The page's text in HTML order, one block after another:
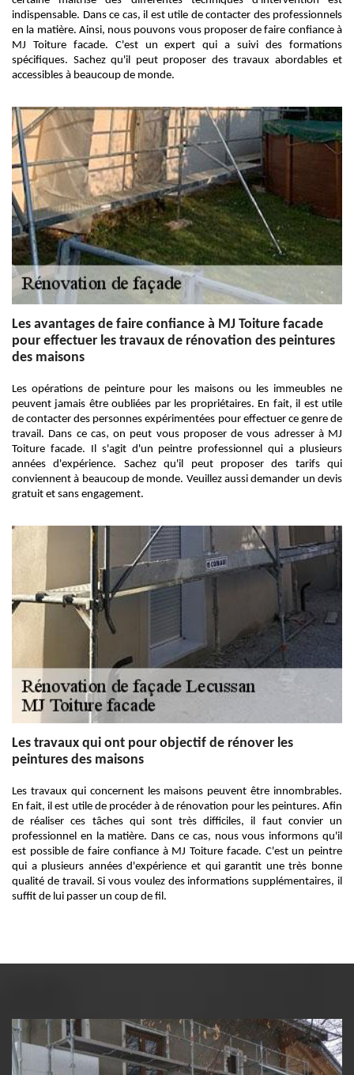
indispensable. Dans ce cas, il est utile de contacter des professionnels
en la matière. Ainsi, nous pouvons vous proposer de faire confiance à
MJ Toiture facade. C'est un expert qui a suivi des formations
spécifiques. Sachez qu'il peut proposer des travaux abordables et
accessibles à beaucoup de monde.
Les avantages de faire confiance à MJ Toiture facade
pour effectuer les travaux de rénovation des peintures
des maisons
Les opérations de peinture pour les maisons ou les immeubles ne
peuvent jamais être oubliées par les propriétaires. En fait, il est utile
de contacter des personnes expérimentées pour effectuer ce genre de
travail. Dans ce cas, on peut vous proposer de vous adresser à MJ
Toiture facade. Il s'agit d'un peintre professionnel qui a plusieurs
années d'expérience. Sachez qu'il peut proposer des tarifs qui
conviennent à beaucoup de monde. Veuillez aussi demander un devis
gratuit et sans engagement.
Les travaux qui ont pour objectif de rénover les
peintures des maisons
Les travaux qui concernent les maisons peuvent être innombrables.
En fait, il est utile de procéder à de rénovation pour les peintures. Afin
de réaliser ces tâches qui sont très difficiles, il faut convier un
professionnel en la matière. Dans ce cas, nous vous informons qu'il
est possible de faire confiance à MJ Toiture facade. C'est un peintre
qui a plusieurs années d'expérience et qui garantit une très bonne
qualité de travail. Si vous voulez des informations supplémentaires, il
suffit de lui passer un coup de fil.